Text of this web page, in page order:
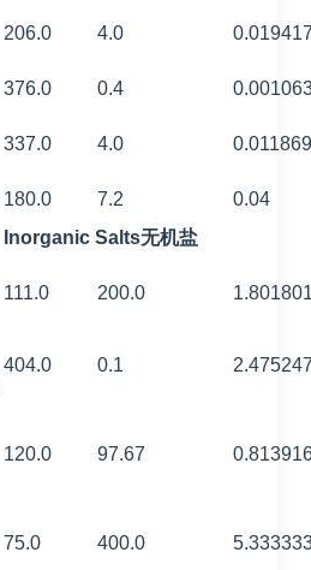
206.0 4.0
376.0 0.4
337.0 4.0
180.0 7.2
0.04
Inorganic Salts无机盐
111.0 200.0
404.0 0.1
120.0 97.67
75.0 400.0